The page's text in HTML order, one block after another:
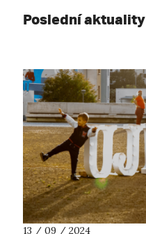
Poslední aktuality
13 / 09 / 2024